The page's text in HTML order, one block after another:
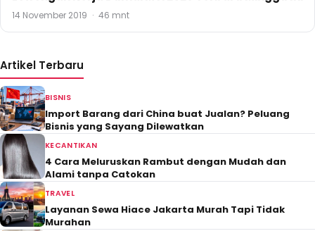
14 November 2019 · 46 mnt
Artikel Terbaru
BISNIS
Import Barang dari China buat Jualan? Peluang
Bisnis yang Sayang Dilewatkan
KECANTIKAN
4 Cara Meluruskan Rambut dengan Mudah dan
Alami tanpa Catokan
TRAVEL
Layanan Sewa Hiace Jakarta Murah Tapi Tidak
Murahan